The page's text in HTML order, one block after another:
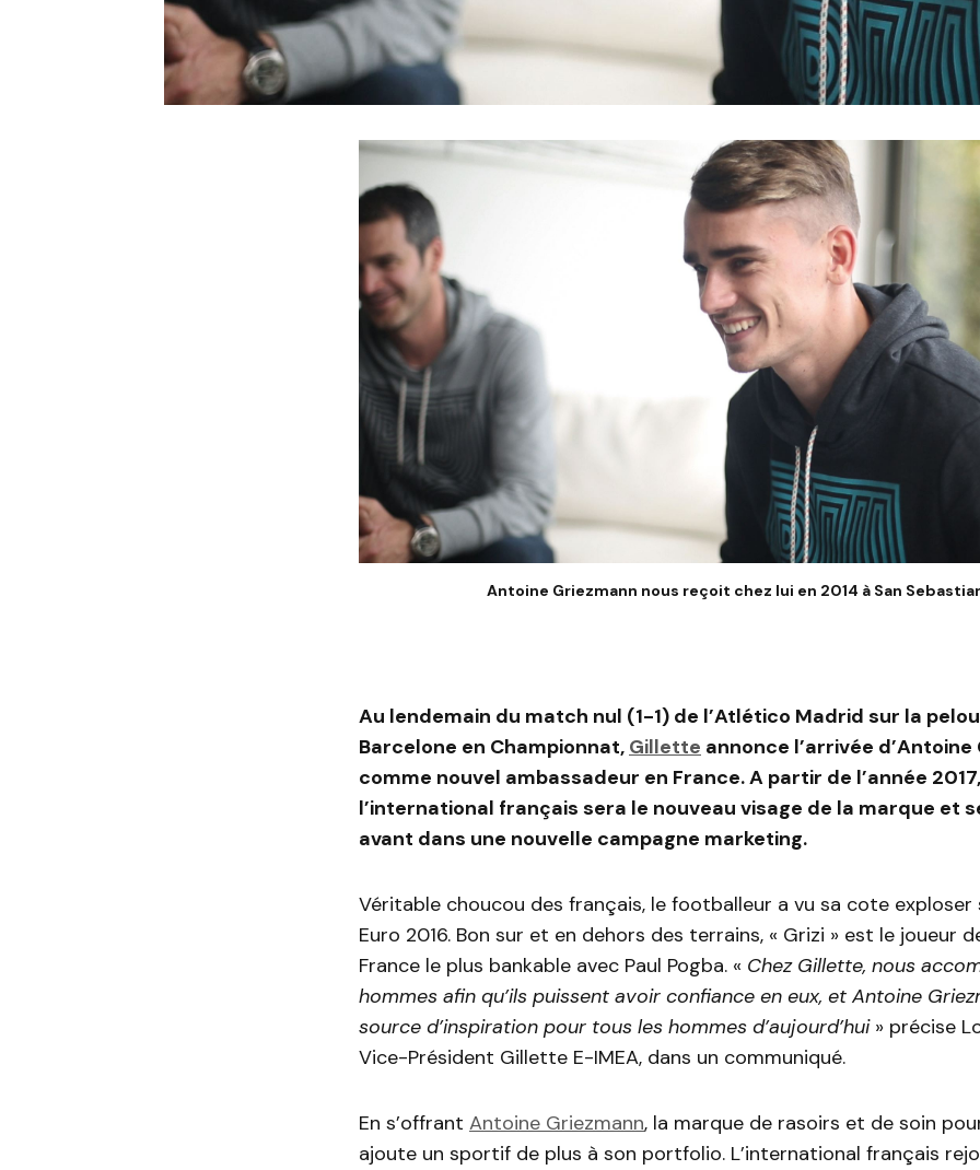
Antoine Griezmann nous reçoit chez lui en 2014 à San
Au lendemain du match nul (1-1) de l’Atlético Madrid sur la
Barcelone en Championnat, Gillette annonce l’arrivée
comme nouvel ambassadeur en France. A partir de l’année 2017,
l’international français sera le nouveau visage de la marque et
avant dans une nouvelle campagne marketing.
Véritable choucou des français, le footballeur a vu sa cote exploser
Euro 2016. Bon sur et en dehors des terrains, « Grizi » est le joueur
France le plus bankable avec Paul Pogba. « Chez Gillette, nous
hommes afin qu’ils puissent avoir confiance en eux, et Antoine
source d’inspiration pour tous les hommes d’aujourd’hui» précise
Vice-Président Gillette E-IMEA, dans un communiqué.
En s’offrant Antoine Griezmann, la marque de rasoirs et de soin
ajoute un sportif de plus à son portfolio. L’international français